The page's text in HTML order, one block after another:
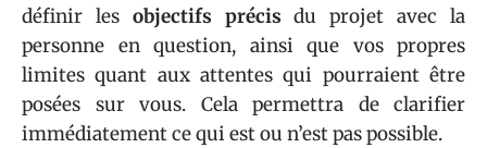
définir les objectifs précis du projet avec la
personne en question, ainsi que vos propres
limites quant aux attentes qui pourraient être
posées sur vous. Cela permettra de clarifier
immédiatement ce qui est ou n’est pas possible.